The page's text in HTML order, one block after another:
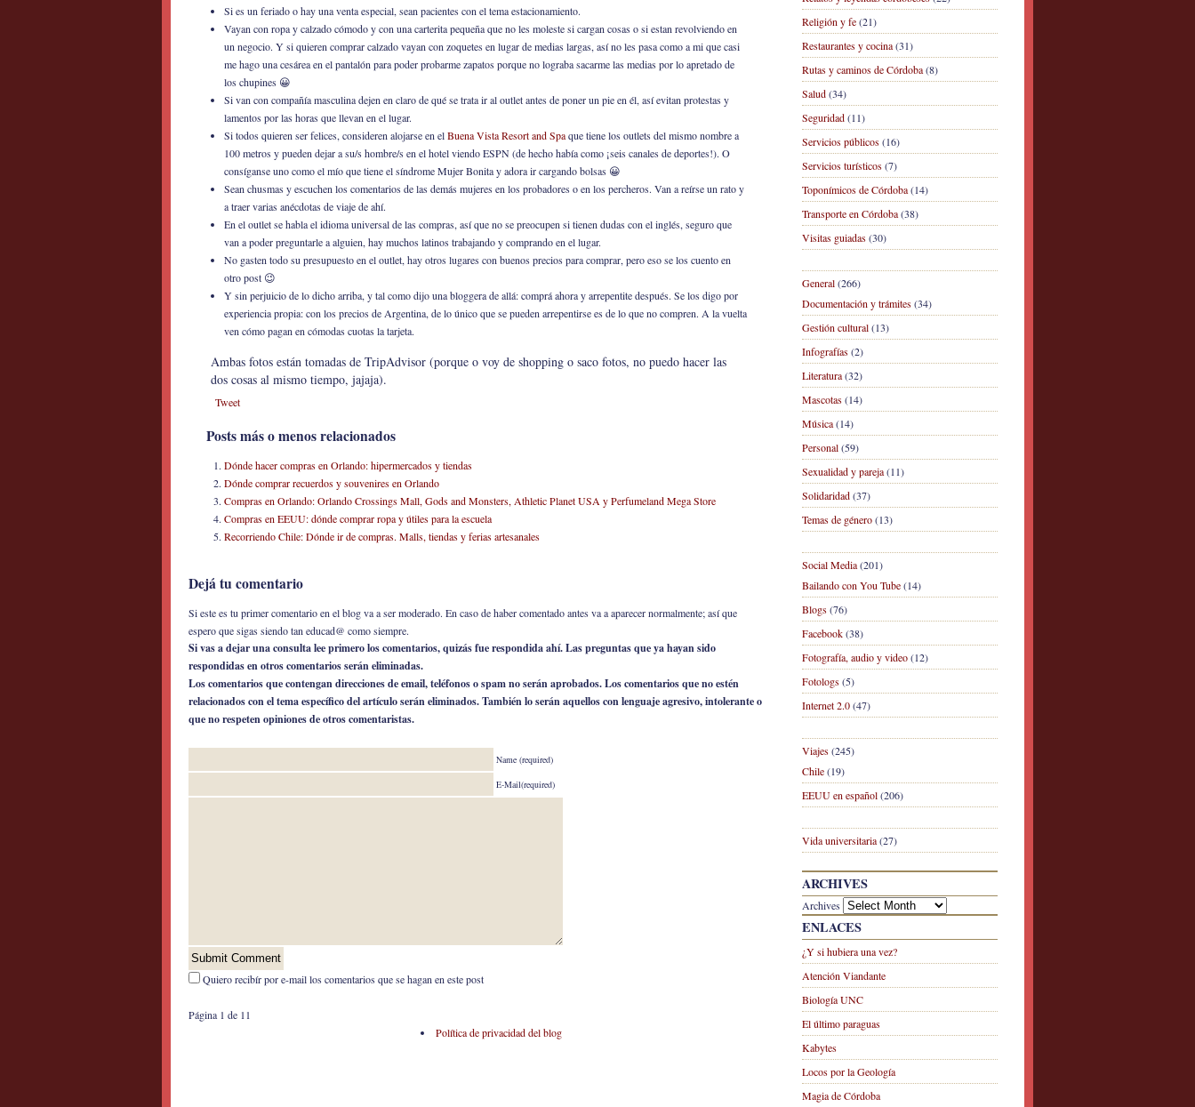
Religión y fe(21)
Restaurantes y cocina(31)
Rutas y caminos de Córdoba(8)
Salud(34)
Seguridad(11)
Servicios públicos(16)
Servicios turísticos(7)
Toponímicos de Córdoba(14)
Transporte en Córdoba(38)
Visitas guiadas(30)
General(266)
Documentación y trámites(34)
Gestión cultural(13)
Infografías(2)
Literatura(32)
Mascotas(14)
Música(14)
Personal(59)
Sexualidad y pareja(11)
Solidaridad(37)
Temas de género(13)
Social Media(201)
Bailando con You Tube(14)
Blogs(76)
Facebook(38)
Fotografía, audio y video(12)
Fotologs(5)
Internet 2.0(47)
Viajes(245)
Chile(19)
EEUU en español(206)
Vida universitaria(27)
ARCHIVES
Archives
ENLACES
¿Y si hubiera una vez?
Atención Viandante
Biología UNC
El último paraguas
Kabytes
Locos por la Geología
Magia de Córdoba
Si es un feriado o hay una venta especial, sean pacientes con el tema estacionamiento.
Vayan con ropa y calzado cómodo y con una carterita pequeña que no les moleste si cargan cosas o si estan revolviendo en
un negocio. Y si quieren comprar calzado vayan con zoquetes en lugar de medias largas, así no les pasa como a mi que casi
me hago una cesárea en el pantalón para poder probarme zapatos porque no lograba sacarme las medias por lo apretado de
los chupines 😀
Si van con compañía masculina dejen en claro de qué se trata ir al outlet antes de poner un pie en él, así evitan protestas y
lamentos por las horas que llevan en el lugar.
Si todos quieren ser felices, consideren alojarse en elBuena Vista Resort and Spaque tiene los outlets del mismo nombre a
100 metros y pueden dejar a su/s hombre/s en el hotel viendo ESPN (de hecho había como ¡seis canales de deportes!). O
consíganse uno como el mío que tiene el síndrome Mujer Bonita y adora ir cargando bolsas 😀
Sean chusmas y escuchen los comentarios de las demás mujeres en los probadores o en los percheros. Van a reírse un rato y
a traer varias anécdotas de viaje de ahí.
En el outlet se habla el idioma universal de las compras, así que no se preocupen si tienen dudas con el inglés, seguro que
van a poder preguntarle a alguien, hay muchos latinos trabajando y comprando en el lugar.
No gasten todo su presupuesto en el outlet, hay otros lugares con buenos precios para comprar, pero eso se los cuento en
otro post 😉
Y sin perjuicio de lo dicho arriba, y tal como dijo una bloggera de allá: comprá ahora y arrepentite después. Se los digo por
experiencia propia: con los precios de Argentina, de lo único que se pueden arrepentirse es de lo que no compren. A la vuelta
ven cómo pagan en cómodas cuotas la tarjeta.
Ambas fotos están tomadas de TripAdvisor (porque o voy de shopping o saco fotos, no puedo hacer las
dos cosas al mismo tiempo, jajaja).
Tweet
Posts más o menos relacionados
Dónde hacer compras en Orlando: hipermercados y tiendas
Dónde comprar recuerdos y souvenires en Orlando
Compras en Orlando: Orlando Crossings Mall, Gods and Monsters, Athletic Planet USA y Perfumeland Mega Store
Compras en EEUU: dónde comprar ropa y útiles para la escuela
Recorriendo Chile: Dónde ir de compras. Malls, tiendas y ferias artesanales
Dejá tu comentario
Si este es tu primer comentario en el blog va a ser moderado. En caso de haber comentado antes va a aparecer normalmente; así que
espero que sigas siendo tan educad@ como siempre.
Si vas a dejar una consulta lee primero los comentarios, quizás fue respondida ahí. Las preguntas que ya hayan sido
respondidas en otros comentarios serán eliminadas.
Los comentarios que contengan direcciones de email, teléfonos o spam no serán aprobados. Los comentarios que no estén
relacionados con el tema específico del artículo serán eliminados. También lo serán aquellos con lenguaje agresivo, intolerante o
que no respeten opiniones de otros comentaristas.
Name (required)
E-Mail(required)
Quiero recibír por e-mail los comentarios que se hagan en este post
Página 1 de 1 1
Política de privacidad del blog